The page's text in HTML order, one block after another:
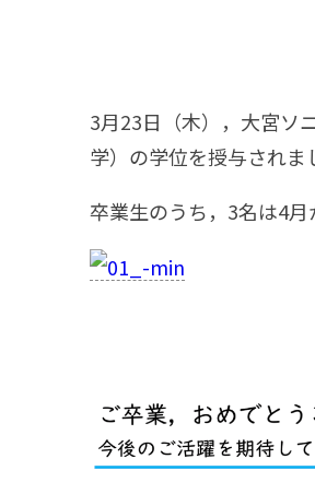
3月23日（木），大宮ソ
学）の学位を授与されま
卒業生のうち，3名は4月